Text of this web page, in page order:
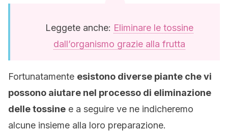
Leggete anche: Eliminare le tossine
dall’organismo grazie alla frutta
Fortunatamente esistono diverse piante che vi
possono aiutare nel processo di eliminazione
delle tossine e a seguire ve ne indicheremo
alcune insieme alla loro preparazione.